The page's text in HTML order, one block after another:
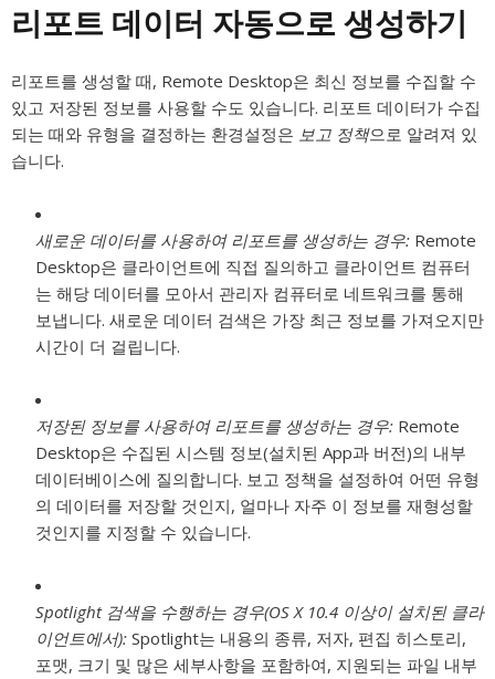
리포트 데이터 자동으로 생성하기
리포트를 생성할 때, Remote Desktop은 최신 정보를 수집할 수
있고 저장된 정보를 사용할 수도 있습니다. 리포트 데이터가 수집
되는 때와 유형을 결정하는 환경설정은 보고 정책으로 알려져 있
습니다.
새로운 데이터를 사용하여 리포트를 생성하는 경우: Remote
Desktop은 클라이언트에 직접 질의하고 클라이언트 컴퓨터
는 해당 데이터를 모아서 관리자 컴퓨터로 네트워크를 통해
보냅니다. 새로운 데이터 검색은 가장 최근 정보를 가져오지만
시간이 더 걸립니다.
저장된 정보를 사용하여 리포트를 생성하는 경우: Remote
Desktop은 수집된 시스템 정보(설치된 App과 버전)의 내부
데이터베이스에 질의합니다. 보고 정책을 설정하여 어떤 유형
의 데이터를 저장할 것인지, 얼마나 자주 이 정보를 재형성할
것인지를 지정할 수 있습니다.
Spotlight 검색을 수행하는 경우(OS X 10.4 이상이 설치된 클라
이언트에서): Spotlight는 내용의 종류, 저자, 편집 히스토리,
포맷, 크기 및 많은 세부사항을 포함하여, 지원되는 파일 내부